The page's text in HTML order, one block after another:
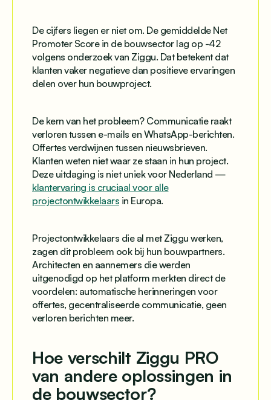
De cijfers liegen er niet om. De gemiddelde Net
Promoter Score in de bouwsector lag op -42
volgens onderzoek van Ziggu. Dat betekent dat
klanten vaker negatieve dan positieve ervaringen
delen over hun bouwproject.
De kern van het probleem? Communicatie raakt
verloren tussen e-mails en WhatsApp-berichten.
Offertes verdwijnen tussen nieuwsbrieven.
Klanten weten niet waar ze staan in hun project.
Deze uitdaging is niet uniek voor Nederland —
klantervaring is cruciaal voor alle
projectontwikkelaars in Europa.
Projectontwikkelaars die al met Ziggu werken,
zagen dit probleem ook bij hun bouwpartners.
Architecten en aannemers die werden
uitgenodigd op het platform merkten direct de
voordelen: automatische herinneringen voor
offertes, gecentraliseerde communicatie, geen
verloren berichten meer.
Hoe verschilt Ziggu PRO
van andere oplossingen in
de bouwsector?